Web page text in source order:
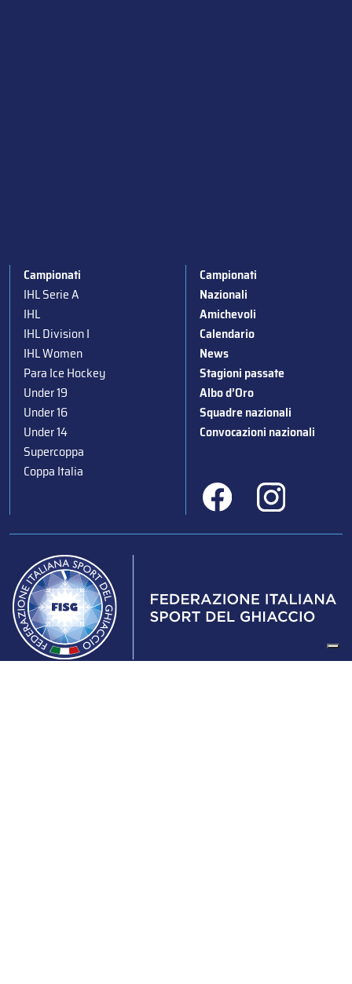
Campionati
IHL Serie A
IHL
IHL Division I
IHL Women
Para Ice Hockey
Under 19
Under 16
Under 14
Supercoppa
Coppa Italia
Campionati
Nazionali
Amichevoli
Calendario
News
Stagioni passate
Albo d’Oro
Squadre nazionali
Convocazioni nazionali